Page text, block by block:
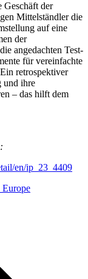
Geschäft der
Mittelständler die
auf eine
der
angedachten Test-
für vereinfachte
retrospektiver
und ihre
– das hilft dem
en/ip_23_4409